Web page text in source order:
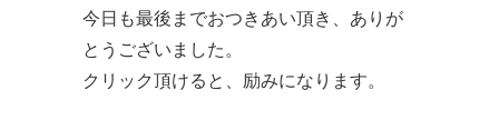
今日も最後までおつきあい頂き、ありが
とうございました。
クリック頂けると、励みになります。